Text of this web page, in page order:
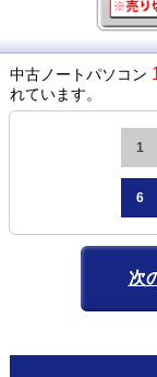
中古ノートパソコン
れています。
1
6
次